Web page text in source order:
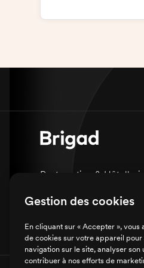
devrez donc être
longues, et des
formation en
Restauration & Hôtellerie
Sanitaire & Médico-social
Gestion des cookies
En cliquant sur « Accepter », vous
de cookies sur votre appareil pour
navigation sur le site, analyser son
contribuer à nos efforts de